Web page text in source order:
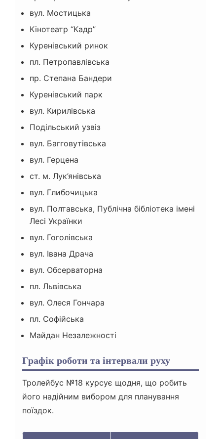
вул. Мостицька
Кінотеатр “Кадр”
Куренівський ринок
пл. Петропавлівська
пр. Степана Бандери
Куренівський парк
вул. Кирилівська
Подільський узвіз
вул. Багговутівська
вул. Герцена
ст. м. Лук’янівська
вул. Глибочицька
вул. Полтавська, Публічна бібліотека імені
Лесі Українки
вул. Гоголівська
вул. Івана Драча
вул. Обсерваторна
пл. Львівська
вул. Олеся Гончара
пл. Софійська
Майдан Незалежності
Графік роботи та інтервали руху
Тролейбус №18 курсує щодня, що робить
його надійним вибором для планування
поїздок.